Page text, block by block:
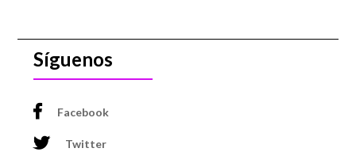
Síguenos
Facebook
Twitter